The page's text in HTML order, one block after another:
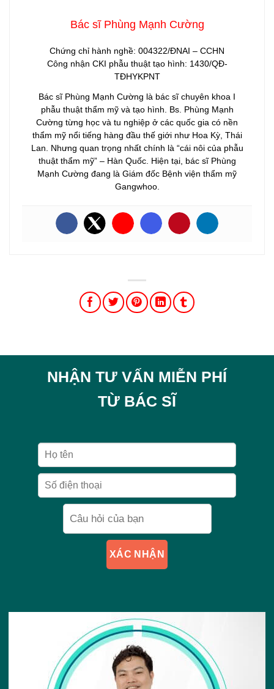
Bác sĩ Phùng Mạnh Cường
Chứng chỉ hành nghề: 004322/ĐNAI – CCHN
Công nhận CKI phẫu thuật tạo hình: 1430/QĐ-
TĐHYKPNT
Bác sĩ Phùng Mạnh Cường là bác sĩ chuyên khoa I
phẫu thuật thẩm mỹ và tạo hình. Bs. Phùng Mạnh
Cường từng học và tu nghiệp ở các quốc gia có nền
thẩm mỹ nổi tiếng hàng đầu thế giới như Hoa Kỳ, Thái
Lan. Nhưng quan trọng nhất chính là “cái nôi của phẫu
thuật thẩm mỹ” – Hàn Quốc. Hiện tại, bác sĩ Phùng
Mạnh Cường đang là Giám đốc Bệnh viện thẩm mỹ
Gangwhoo.
NHẬN TƯ VẤN MIỄN PHÍ
TỪ BÁC SĨ
XÁC NHẬN